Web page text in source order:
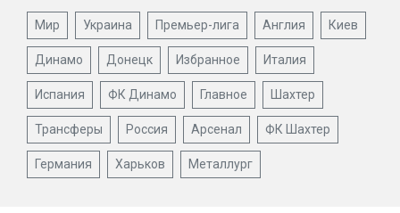
Мир Украина Премьер-лига Англия Киев
Динамо Донецк Избранное Италия
Испания ФК Динамо Главное Шахтер
Трансферы Россия Арсенал ФК Шахтер
Германия Харьков Металлург